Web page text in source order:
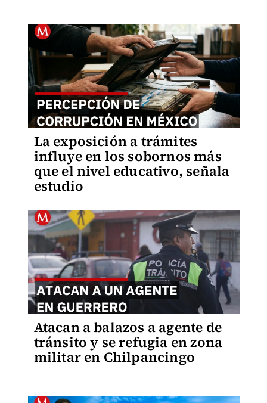
La exposición a trámites
influye en los sobornos más
que el nivel educativo, señala
estudio
Atacan a balazos a agente de
tránsito y se refugia en zona
militar en Chilpancingo